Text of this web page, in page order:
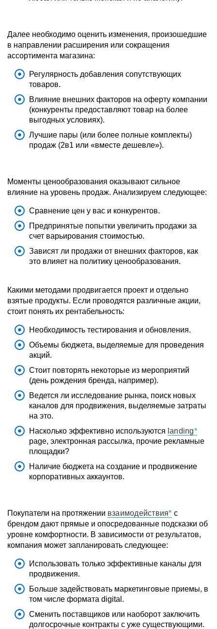
Далее необходимо оценить изменения, произошедшие
в направлении расширения или сокращения
ассортимента магазина:
Регулярность добавления сопутствующих
товаров.
Влияние внешних факторов на оферту компании
(конкуренты предоставляют товар на более
выгодных условиях).
Лучшие пары (или более полные комплекты)
продаж (2в1 или «вместе дешевле»).
Моменты ценообразования оказывают сильное
влияние на уровень продаж. Анализируем следующее:
Сравнение цен у вас и конкурентов.
Предпринятые попытки увеличить продажи за
счет варьирования стоимостью.
Зависят ли продажи от внешних факторов, как
это влияет на политику ценообразования.
Какими методами продвигается проект и отдельно
взятые продукты. Если проводятся различные акции,
стоит понять их рентабельность:
Необходимость тестирования и обновления.
Объемы бюджета, выделяемые для проведения
акций.
Стоит повторять некоторые из мероприятий
(день рождения бренда, например).
Ведется ли исследование рынка, поиск новых
каналов для продвижения, выделяемые затраты
на это.
Насколько эффективно используются landing
page, электронная рассылка, прочие рекламные
площадки?
Наличие бюджета на создание и продвижение
корпоративных аккаунтов.
Покупатели на протяжении взаимодействия
с
брендом дают прямые и опосредованные подсказки об
уровне комфортности. В зависимости от результатов,
компания может запланировать следующее:
Использовать только эффективные каналы для
продвижения.
Больше задействовать маркетинговые приемы, в
том числе формата digital.
Сменить поставщиков или наоборот заключить
долгосрочные контракты с уже существующими.